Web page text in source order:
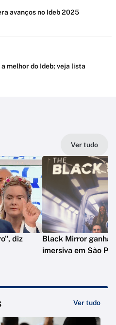
avanços no Ideb 2025
melhor do Ideb; veja lista
Ver tudo
diz
Black Mirror ganha
imersiva em São
Ver tudo